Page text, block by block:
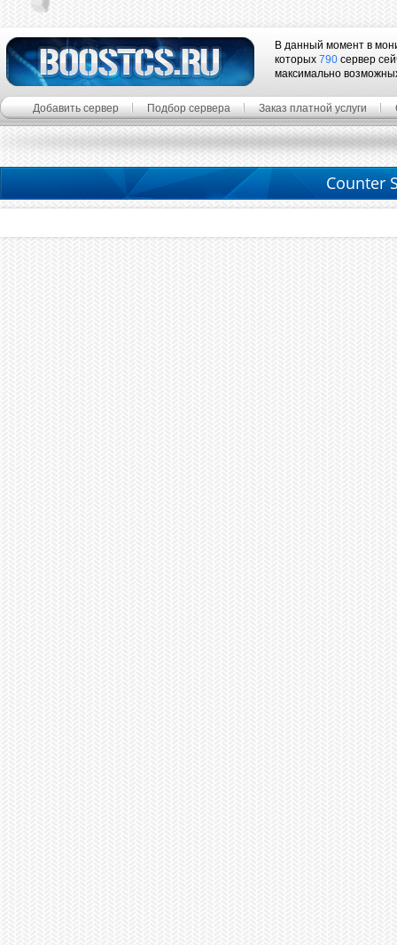
В данный момент в
которых 790 сервер
максимально
Добавить сервер Подбор сервера Заказ платной услуги
Counter